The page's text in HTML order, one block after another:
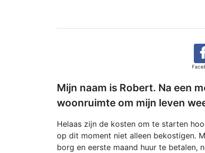
Mijn naam is Robert. Na een
woonruimte om mijn leven
Helaas zijn de kosten om te starten
op dit moment niet alleen bekostigen.
borg en eerste maand huur te betalen,